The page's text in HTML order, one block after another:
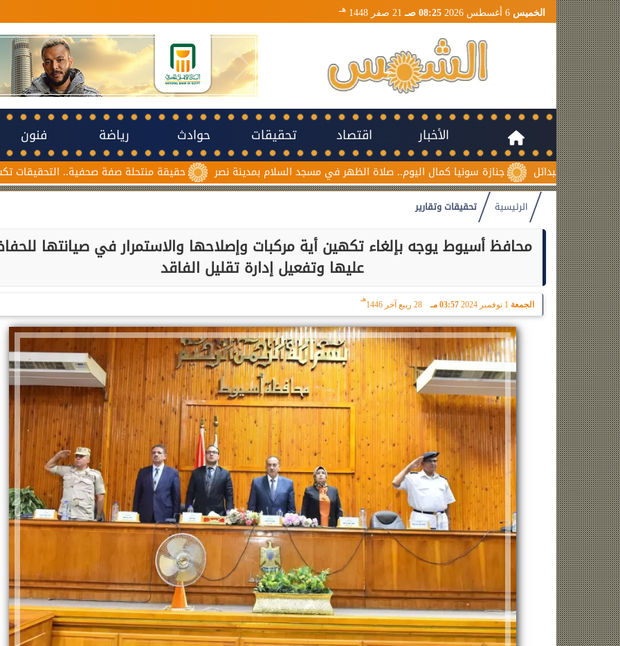
الخميس 08:25 صـ 21 صفر 1448 هـ
الأخبار اقتصاد تحقيقات حوادث رياضة فنون
حقيقة منتحلة صفة صحفية.. التحقيقات تكشف سبب جنازة سونيا كمال اليوم.. صلاة الظهر في مسجد السلام بمدينة نصر
الرئيسية تحقيقات وتقارير
محافظ أسيوط يوجه بإلغاء تكهين أية مركبات وإصلاحها والاستمرار في صيانتها
عليها وتفعيل إدارة تقليل الفاقد
الجمعة 03:57 مـ 28 ربيع آخر 1446
هـ